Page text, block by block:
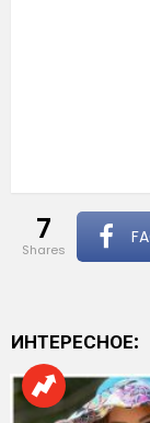
7
shares
ИНТЕРЕСНОЕ: